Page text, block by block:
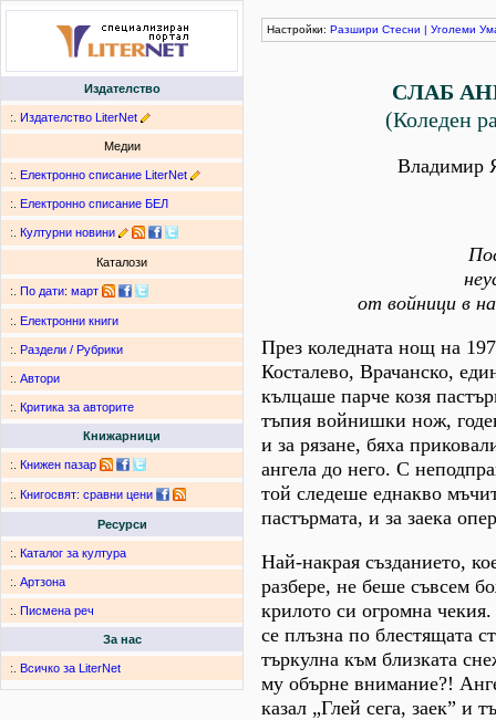
Издателство
:. Издателство LiterNet
Медии
:. Електронно списание LiterNet
:. Електронно списание БЕЛ
:. Културни новини
Каталози
:. По дати: март
:. Електронни книги
:. Раздели / Рубрики
:. Автори
:. Критика за авторите
Книжарници
:. Книжен пазар
:. Книгосвят: сравни цени
Ресурси
:. Каталог за култура
:. Артзона
:. Писмена реч
За нас
:. Всичко за LiterNet
Настройки: Разшири Стесни | Уголеми
СЛАБ
(Коледен
Владимир
от войници в
През коледната нощ на
Косталево, Врачанско,
кълцаше парче козя
тъпия войнишки нож,
и за рязане, бяха
ангела до него. С
той следеше еднакво
пастърмата, и за заека
Най-накрая създанието,
разбере, не беше съвсем
крилото си огромна
се плъзна по блестящата
търкулна към близката
му обърне внимание?!
казал „Глей сега, заек” и